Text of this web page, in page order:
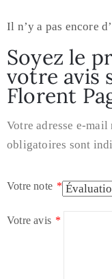
Il n’y a pas encore
Soyez le
votre avis
Florent
Votre adresse e-mail
obligatoires sont
Votre note *
Votre avis *